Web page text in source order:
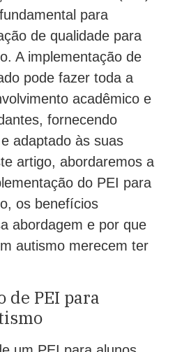
para
de qualidade para
A implementação de
pode fazer toda a
acadêmico e
fornecendo
adaptado às suas
artigo, abordaremos a
do PEI para
os benefícios
abordagem e por que
autismo merecem ter
de PEI para
um PEI para alunos